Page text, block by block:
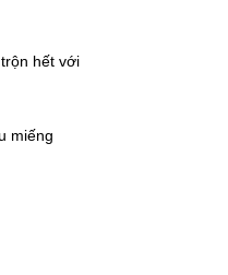
hết với
miếng